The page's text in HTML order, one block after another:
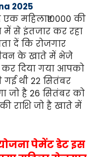
2025
महिला₹10000 की
से इंतजार कर रहा
दें कि रोजगार
के खाते में भेजे
कर दिया गया आपको
गई थी 22 सितंबर
जो है 26 सितंबर को
राशि जो है खाते में
पेमेंट डेट इस